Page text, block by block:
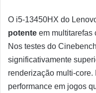
O i5-13450HX do
potente em multitarefas
Nos testes do
significativamente
renderização multi-core.
performance em jogos